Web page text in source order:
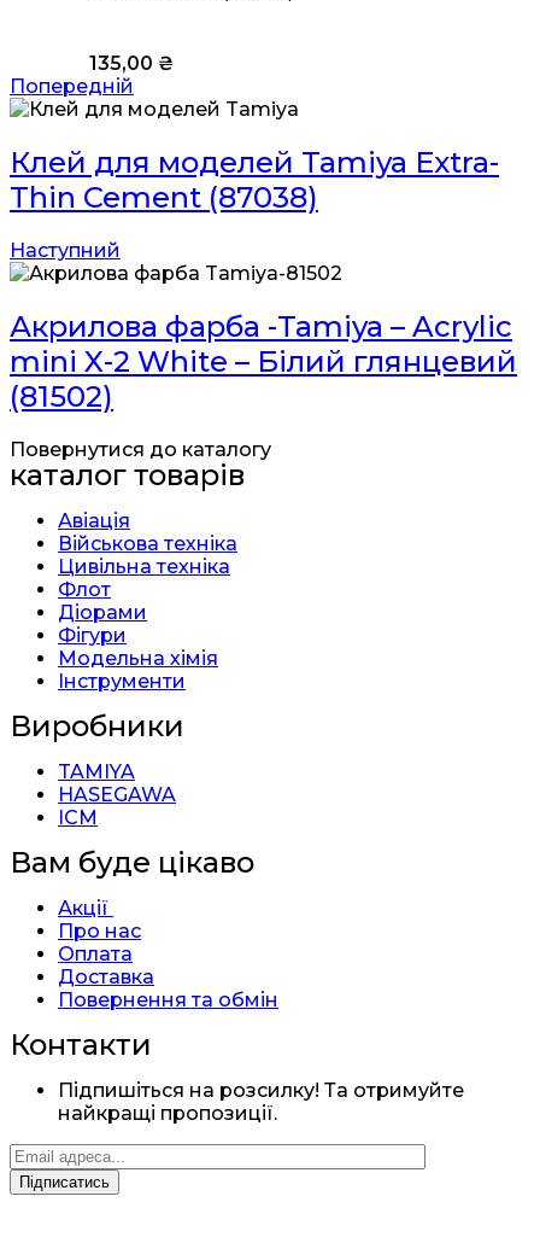
135,00 ₴
Попередній
Клей для моделей Tamiya Extra-
Thin Cement (87038)
Наступний
Акрилова фарба -Tamiya – Acrylic
mini X-2 White – Білий глянцевий
(81502)
Повернутися до каталогу
каталог товарів
Авіація
Військова техніка
Цивільна техніка
Флот
Діорами
Фігури
Модельна хімія
Інструменти
Виробники
TAMIYA
HASEGAWA
ICM
Вам буде цікаво
Акції
Про нас
Оплата
Доставка
Повернення та обмін
Контакти
Підпишіться на розсилку! Та отримуйте
найкращі пропозиції.